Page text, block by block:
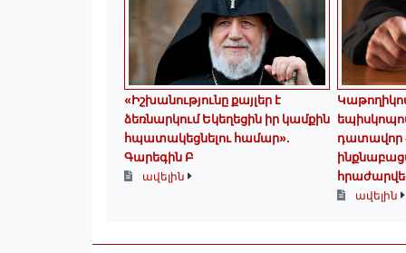
«Իշխանությունը քայլեր է
ձեռնարկում Եկեղեցին իր կամքին
հպատակեցնելու համար»․
Գարեգին Բ
ավելին
դատավոր
ավելին